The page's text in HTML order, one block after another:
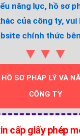
năng lực, hồ sơ
của công ty, vui
chính thức
▼▼▼
SƠ PHÁP LÝ VÀ
CÔNG TY
cấp giấy phép